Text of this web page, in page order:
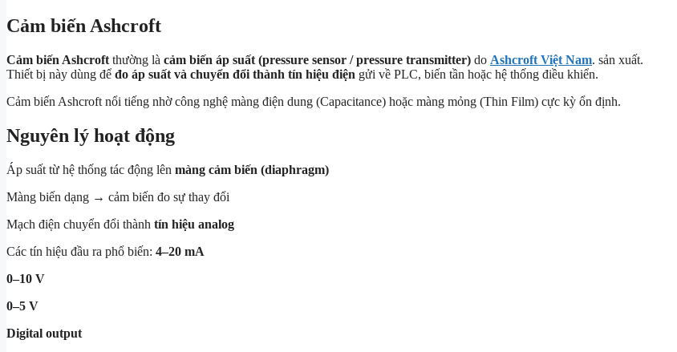
Cảm biến Ashcroft
Cảm biến Ashcroft thường là cảm biến áp suất (pressure sensor / pressure transmitter) do Ashcroft Việt Nam. sản xuất.
Thiết bị này dùng để đo áp suất và chuyển đổi thành tín hiệu điện gửi về PLC, biến tần hoặc hệ thống điều khiển.
Cảm biến Ashcroft nổi tiếng nhờ công nghệ màng điện dung (Capacitance) hoặc màng mỏng (Thin Film) cực kỳ ổn định.
Nguyên lý hoạt động
Áp suất từ hệ thống tác động lên màng cảm biến (diaphragm)
Màng biến dạng → cảm biến đo sự thay đổi
Mạch điện chuyển đổi thành tín hiệu analog
Các tín hiệu đầu ra phổ biến: 4–20 mA
0–10 V
0–5 V
Digital output